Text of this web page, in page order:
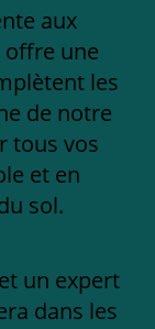
aux
offre une
les
de notre
tous vos
et en
sol.
un expert
dans les